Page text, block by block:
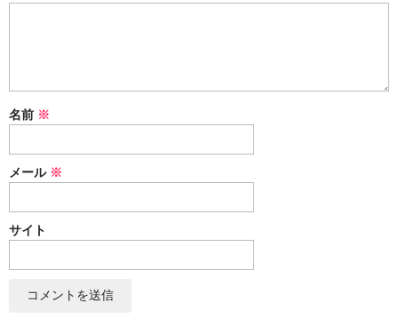
文具
洋菓子
名前 ※
メール ※
サイト